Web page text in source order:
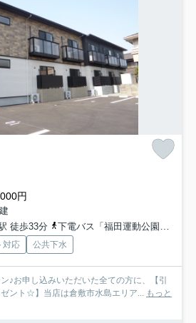
円
徒歩33分
下電バス「福田運動公園前」バス停下車 徒歩6分
対応 公共下水
♪お申し込みいただいた全ての方に、【引
ント☆】当店は倉敷市水島エリア...
もっと